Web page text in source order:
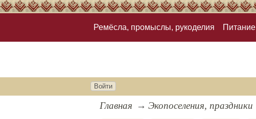
Ремёсла, промыслы, рукоделия Питание
Войти
Главная Экопоселения, праздники